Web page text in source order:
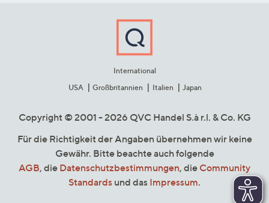
International
USA
Großbritannien Italien Japan
Copyright © 2001 - 2026 QVC Handel S.à r.l. & Co. KG
Für die Richtigkeit der Angaben übernehmen wir keine
Gewähr. Bitte beachte auch folgende
AGB, die Datenschutzbestimmungen, die Community
Standards und das Impressum.